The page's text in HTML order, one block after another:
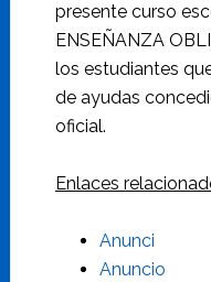
presente curso
ENSEÑANZA
los estudiantes
de ayudas
oficial.
Enlaces
Anunci
Anuncio